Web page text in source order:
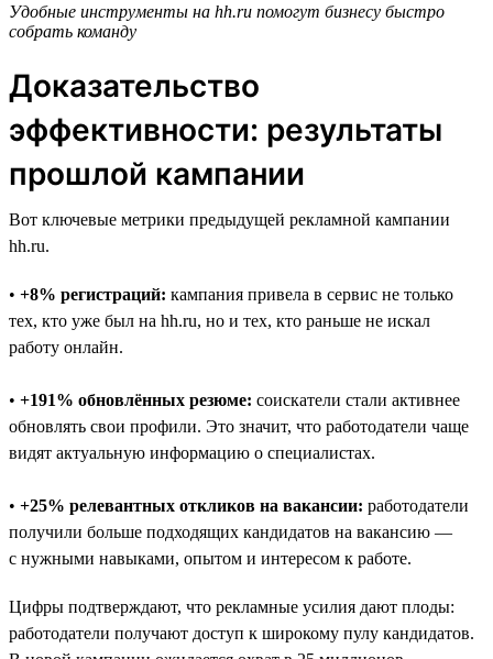
Удобные инструменты на hh.ru помогут бизнесу быстро
собрать команду
Доказательство
эффективности: результаты
прошлой кампании
Вот ключевые метрики предыдущей рекламной кампании
hh.ru.
• +8% регистраций: кампания привела в сервис не только
тех, кто уже был на hh.ru, но и тех, кто раньше не искал
работу онлайн.
• +191% обновлённых резюме: соискатели стали активнее
обновлять свои профили. Это значит, что работодатели чаще
видят актуальную информацию о специалистах.
• +25% релевантных откликов на вакансии: работодатели
получили больше подходящих кандидатов на вакансию —
с нужными навыками, опытом и интересом к работе.
Цифры подтверждают, что рекламные усилия дают плоды:
работодатели получают доступ к широкому пулу кандидатов.